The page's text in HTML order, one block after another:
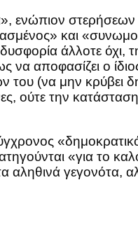
ενώπιον
και
άλλοτε
αποφασίζει ο
του (να μην
ούτε την
«για το
γεγονότα,